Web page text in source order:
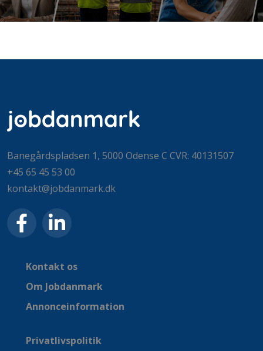
Banegårdspladsen 1, 5000 Odense C CVR: 40131507
+45 65 45 53 00
kontakt@jobdanmark.dk
Kontakt os
Om Jobdanmark
Annonceinformation
Privatlivspolitik